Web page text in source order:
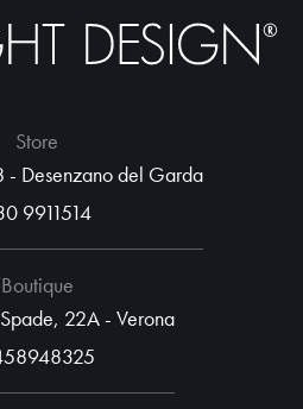
Store
- Desenzano del Garda
9911514
Boutique
22A - Verona